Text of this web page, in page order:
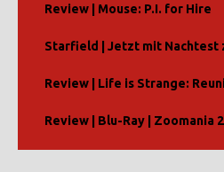
Review | Mouse: P.I. for Hire
Starfield | Jetzt mit Nachtest
Review | Life is Strange:
Review | Blu-Ray | Zoomania 2